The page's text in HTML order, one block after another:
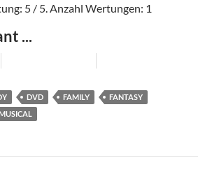
5 / 5. Anzahl Wertungen: 1
...
DVD FAMILY
FANTASY